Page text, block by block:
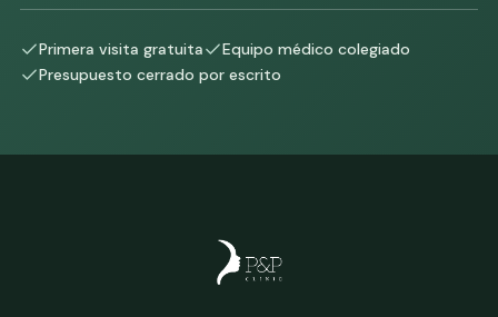
Primera visita gratuita
Equipo médico colegiado
Presupuesto cerrado por escrito